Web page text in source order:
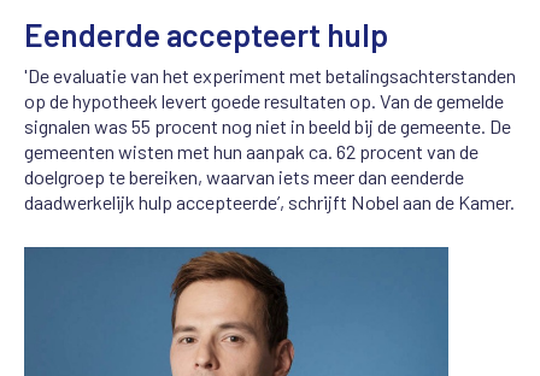
Eenderde accepteert hulp
'De evaluatie van het experiment met betalingsachterstanden
op de hypotheek levert goede resultaten op. Van de gemelde
signalen was 55 procent nog niet in beeld bij de gemeente. De
gemeenten wisten met hun aanpak ca. 62 procent van de
doelgroep te bereiken, waarvan iets meer dan eenderde
daadwerkelijk hulp accepteerde’, schrijft Nobel aan de Kamer.